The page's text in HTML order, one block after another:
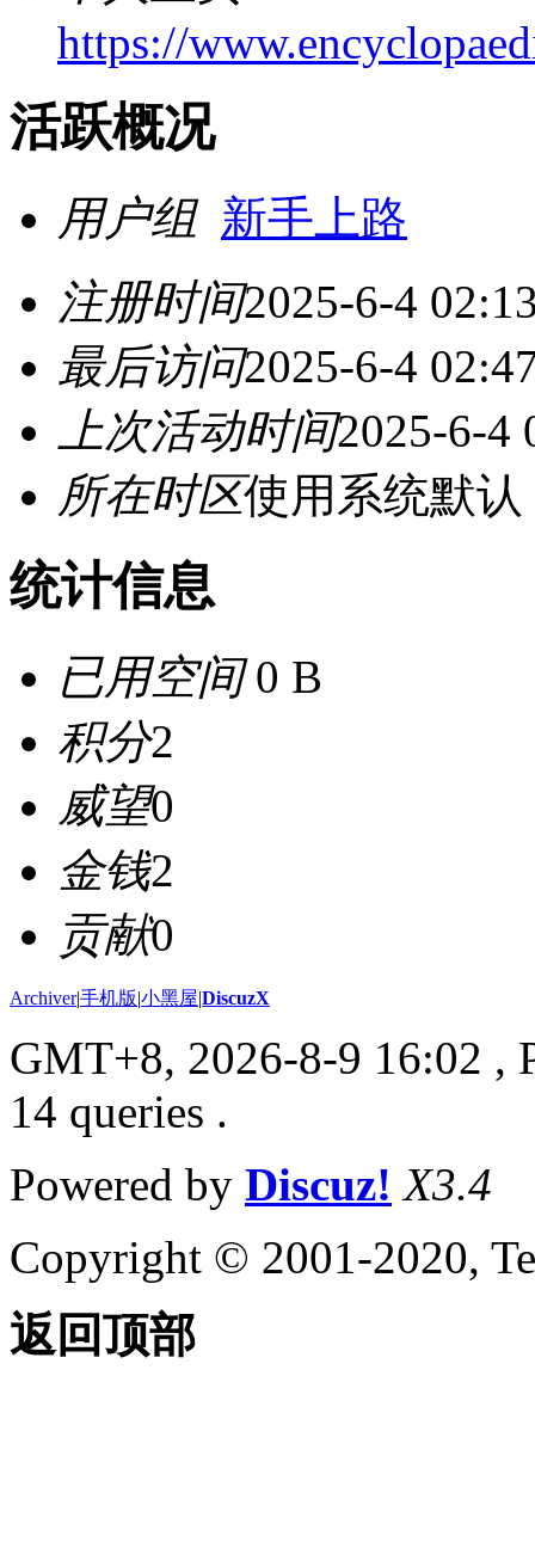
https://
活跃概况
用户组 新手上路
注册时间2025-6-4
最后访问2025-6-4
上次活动时间2025-6-4
所在时区使用系统默认
统计信息
已用空间0 B
积分2
威望0
金钱2
贡献0
Archiver|手机版|小黑屋|DiscuzX
GMT+8, 2026-8-9 16:02 ,
14 queries .
Powered by Discuz! X3.4
Copyright © 2001-2020,
返回顶部